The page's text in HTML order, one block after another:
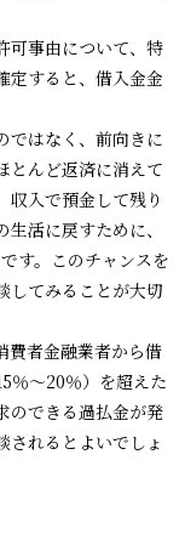
可事由について、特
定すると、借入金金
ではなく、前向きに
とんど返済に消えて
収入で預金して残り
活に戻すために、
す。このチャンスを
してみることが大切
費者金融業者から借
％～20％）を超えた
のできる過払金が発
されるとよいでしょ